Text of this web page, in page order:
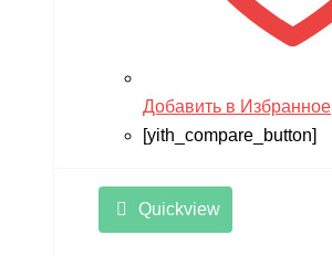
Добавить в Избранное
[yith_compare_button]
Quickview